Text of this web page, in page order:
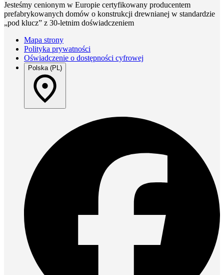
Jesteśmy cenionym w Europie certyfikowany producentem
prefabrykowanych domów o konstrukcji drewnianej w standardzie
„pod klucz” z 30-letnim doświadczeniem
Mapa strony
Polityka prywatności
Oświadczenie o dostępności cyfrowej
Polska (PL)